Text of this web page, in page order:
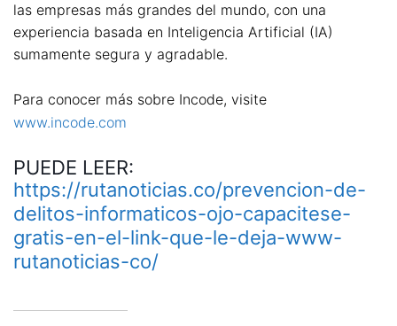
las empresas más grandes del mundo, con una
experiencia basada en Inteligencia Artificial (IA)
sumamente segura y agradable.
Para conocer más sobre Incode, visite
www.incode.com
PUEDE LEER:
https://rutanoticias.co/prevencion-de-
delitos-informaticos-ojo-capacitese-
gratis-en-el-link-que-le-deja-www-
rutanoticias-co/